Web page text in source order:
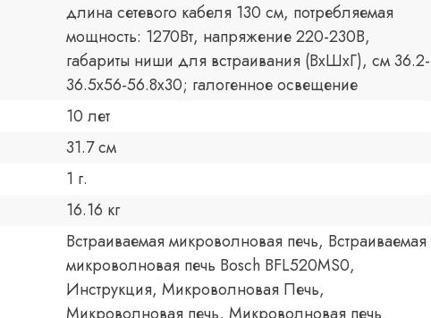
длина сетевого кабеля 130 см, потребляемая
мощность: 1270Вт, напряжение 220-230В,
габариты ниши для встраивания (ВхШхГ), см 36.2-
36.5х56-56.8х30; галогенное освещение
10 лет
31.7 см
1 г.
16.16 кг
Встраиваемая микроволновая печь, Встраиваемая
микроволновая печь Bosch BFL520MS0,
Инструкция, Микроволновая Печь,